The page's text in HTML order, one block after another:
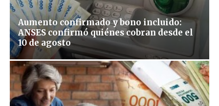
Aumento confirmado y bono incluido:
ANSES confirmó quiénes cobran desde el
10 de agosto